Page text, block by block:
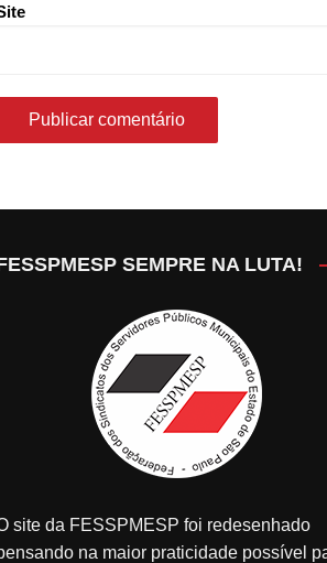
SEMPRE NA LUTA!
site da FESSPMESP foi redesenhado
na maior praticidade possível